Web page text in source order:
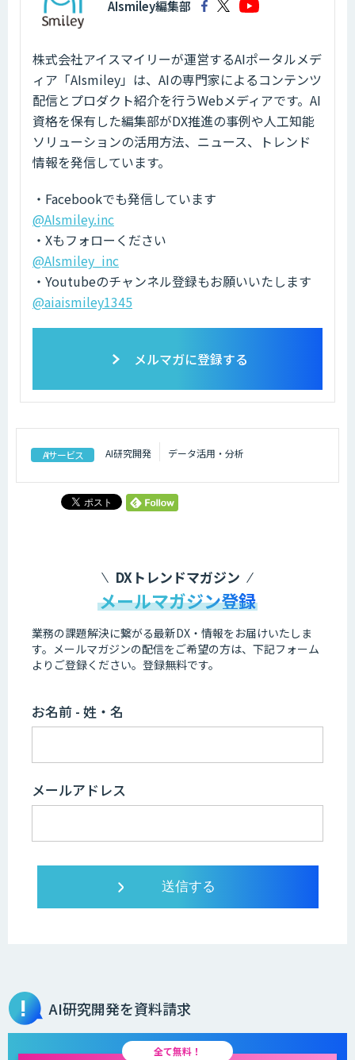
AIsmiley編集部
株式会社アイスマイリーが運営するAIポータルメデ
ィア「AIsmiley」は、AIの専門家によるコンテンツ
配信とプロダクト紹介を行うWebメディアです。AI
資格を保有した編集部がDX推進の事例や人工知能
ソリューションの活用方法、ニュース、トレンド
情報を発信しています。
・Facebookでも発信しています
@AIsmiley.inc
・Xもフォローください
@AIsmiley_inc
・Youtubeのチャンネル登録もお願いいたします
@aiaismiley1345
メルマガに登録する
AIサービス AI研究開発 データ活用・分析
DXトレンドマガジン
メールマガジン登録
業務の課題解決に繋がる最新DX・情報をお届けいたしま
す。 メールマガジンの配信をご希望の方は、下記フォーム
よりご登録ください。登録無料です。
お名前 - 姓・名
メールアドレス
AI研究開発を資料請求
全て無料！